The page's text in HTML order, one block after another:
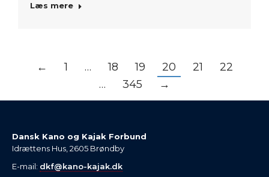
Læs mere
← 1 … 18 19 20 21
22
…
345 →
Dansk Kano og Kajak Forbund
Idrættens Hus, 2605 Brøndby
E-mail: dkf@kano-kajak.dk